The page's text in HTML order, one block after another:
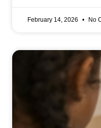
February 14, 2026 No